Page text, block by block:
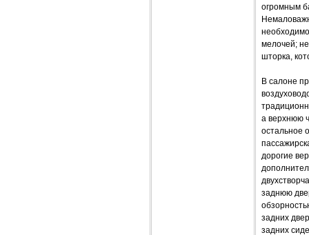
огромным
мелочей;
шторка,
В салоне
а верхнюю
остальное
дорогие
заднюю
задних
задних